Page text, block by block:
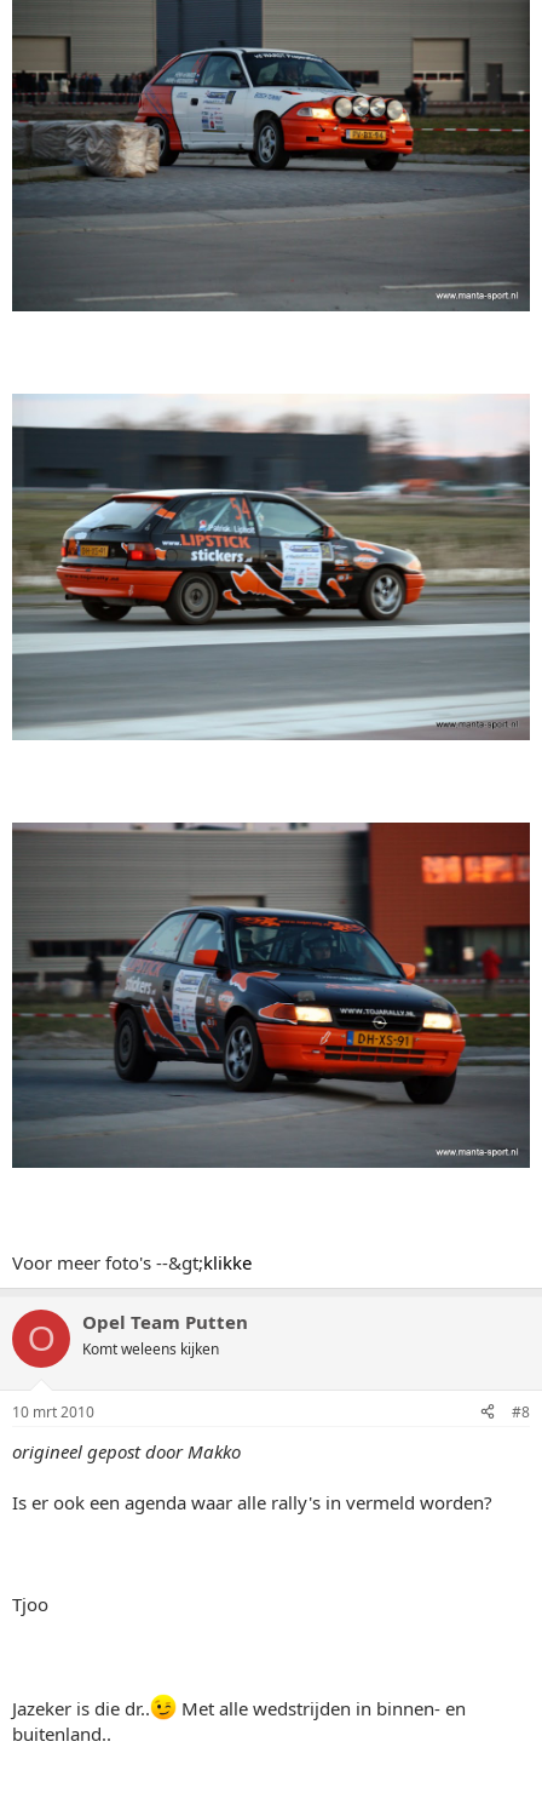
Voor meer foto's --&gt;klikke
O Opel Team Putten
Komt weleens kijken
10 mrt 2010 #8
origineel gepost door Makko
Is er ook een agenda waar alle rally's in vermeld worden?
Tjoo
Jazeker is die dr..
Met alle wedstrijden in binnen- en
buitenland..